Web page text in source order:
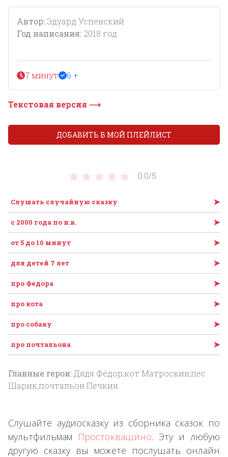
Автор:Эдуард Успенский
Год написания: 2018 год
7 минут 6 +
Текстовая версия ⟶
0.0/5
Слушать случайную сказку ➤
c 2000 года по н.в. ➤
от 5 до 10 минут ➤
для детей 7 лет ➤
про Федора ➤
про кота ➤
про собаку ➤
про почтальона ➤
Главные герои: Дядя Фёдор,кот Матроскин,пес
Шарик,почтальон Печкин.
ДОБАВИТЬ В МОЙ ПЛЕЙЛИСТ
Слушайте аудиосказку из сборника сказок по
мультфильмам Простоквашино. Эту и любую
другую сказку вы можете послушать онлайн